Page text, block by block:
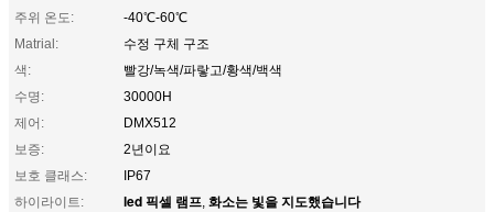
주위 온도:
-40℃-60℃
Matrial:
수정 구체 구조
색:
빨강/녹색/파랗고/황색/백색
수명:
30000H
제어:
DMX512
보증:
2년이요
보호 클래스:
IP67
하이라이트:
led 픽셀 램프, 화소는 빛을 지도했습니다